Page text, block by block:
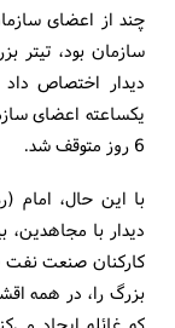
چند از اعضای
دیدار اختصاص
یکساعته اعضای
6 روز متوقف شد.
با این حال، امام
دیدار با مجاهدین،
کارکنان صنعت نفت
بزرگ را، در همه